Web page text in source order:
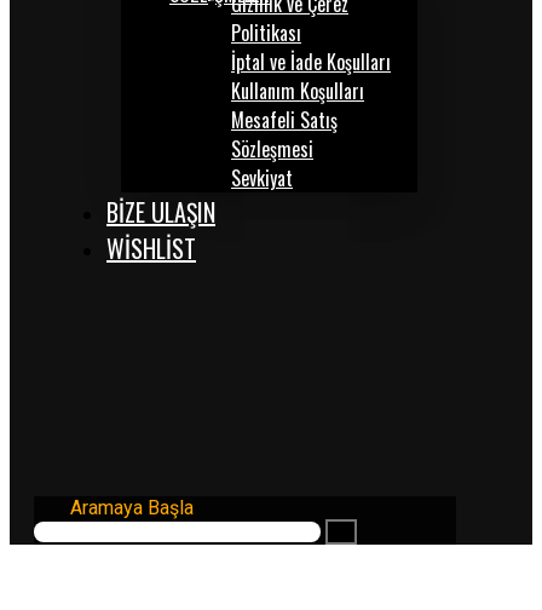
Politikası
İptal ve İade Koşulları
Kullanım Koşulları
Mesafeli Satış
Sözleşmesi
Sevkiyat
BİZE ULAŞIN
WISHLIST
Aramaya Başla